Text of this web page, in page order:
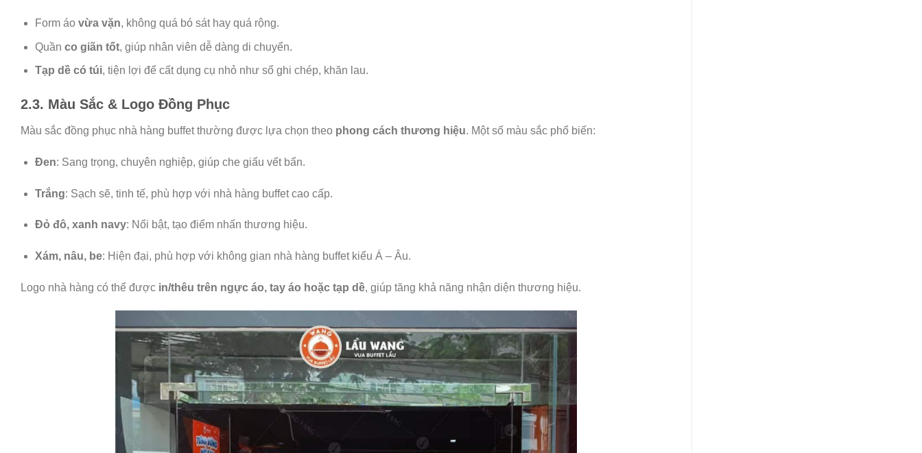
Form áo vừa vặn, không quá bó sát hay quá rộng.
Quần co giãn tốt, giúp nhân viên dễ dàng di chuyển.
Tạp dề có túi, tiện lợi để cất dụng cụ nhỏ như sổ ghi chép, khăn lau.
2.3. Màu Sắc & Logo Đồng Phục
Màu sắc đồng phục nhà hàng buffet thường được lựa chọn theo phong cách thương hiệu. Một số màu sắc phổ biến:
Đen: Sang trọng, chuyên nghiệp, giúp che giấu vết bẩn.
Trắng: Sạch sẽ, tinh tế, phù hợp với nhà hàng buffet cao cấp.
Đỏ đô, xanh navy: Nổi bật, tạo điểm nhấn thương hiệu.
Xám, nâu, be: Hiện đại, phù hợp với không gian nhà hàng buffet kiểu Á – Âu.
Logo nhà hàng có thể được in/thêu trên ngực áo, tay áo hoặc tạp dề, giúp tăng khả năng nhận diện thương hiệu.